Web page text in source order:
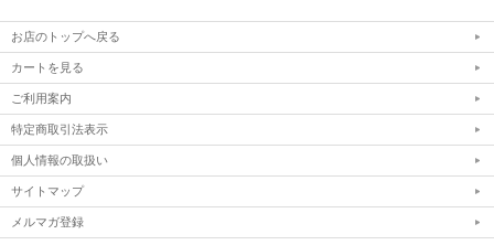
お店のトップへ戻る
カートを見る
ご利用案内
特定商取引法表示
個人情報の取扱い
サイトマップ
メルマガ登録